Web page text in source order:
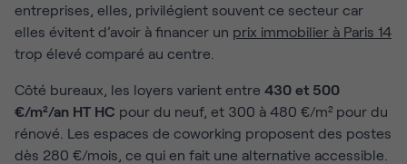
entreprises, elles, privilégient souvent ce secteur car
elles évitent d’avoir à financer un prix immobilier à Paris 14
trop élevé comparé au centre.
Côté bureaux, les loyers varient entre 430 et 500
€/m²/an HT HC pour du neuf, et 300 à 480 €/m² pour du
rénové. Les espaces de coworking proposent des postes
dès 280 €/mois, ce qui en fait une alternative accessible.